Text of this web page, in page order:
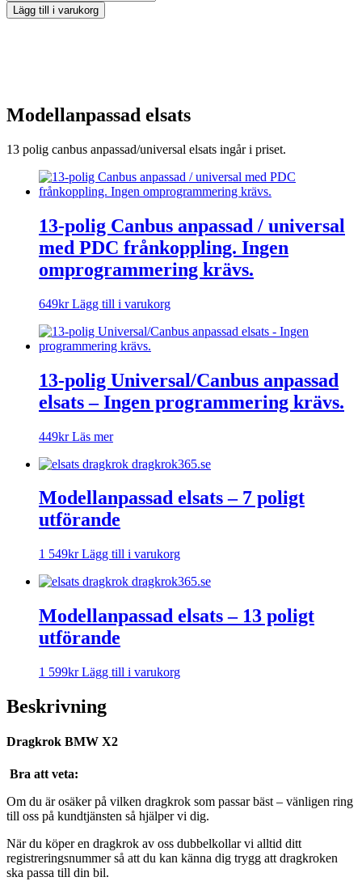
Lägg till i varukorg
Modellanpassad elsats
13 polig canbus anpassad/universal elsats ingår i priset.
13-polig Canbus anpassad / universal
med PDC frånkoppling. Ingen
omprogrammering krävs.
649kr Lägg till i varukorg
13-polig Universal/Canbus anpassad
elsats – Ingen programmering krävs.
449kr Läs mer
Modellanpassad elsats – 7 poligt
utförande
1 549kr Lägg till i varukorg
Modellanpassad elsats – 13 poligt
utförande
1 599kr Lägg till i varukorg
Beskrivning
Dragkrok BMW X2
Bra att veta:
Om du är osäker på vilken dragkrok som passar bäst – vänligen ring
till oss på kundtjänsten så hjälper vi dig.
När du köper en dragkrok av oss dubbelkollar vi alltid ditt
registreringsnummer så att du kan känna dig trygg att dragkroken
ska passa till din bil.